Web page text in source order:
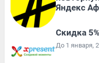
Яндекс
Скидка
До 1 января,